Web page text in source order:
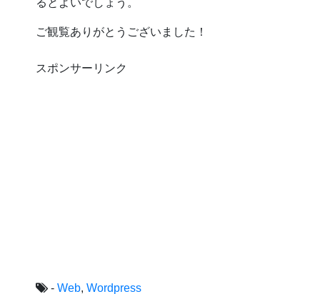
るとよいでしょう。
ご観覧ありがとうございました！
スポンサーリンク
- Web, Wordpress